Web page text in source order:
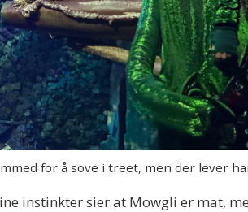
for å sove i treet, men der lever
instinkter sier at Mowgli er mat,